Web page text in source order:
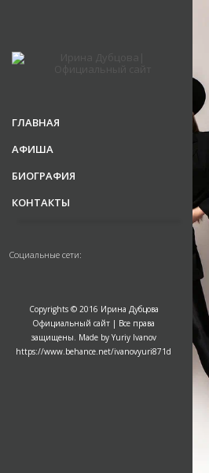
ГЛАВНАЯ
АФИША
БИОГРАФИЯ
КОНТАКТЫ
Социальные сети:
Copyrights © 2016 Ирина Дубцова
Официальный сайт | Все права
защищены. Made by Yuriy Ivanov
https://www.behance.net/ivanovyuri871d